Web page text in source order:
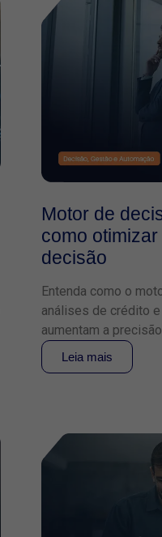
Motor de
como
decisão
Entenda como o
análises de crédito
aumentam a
Leia mais